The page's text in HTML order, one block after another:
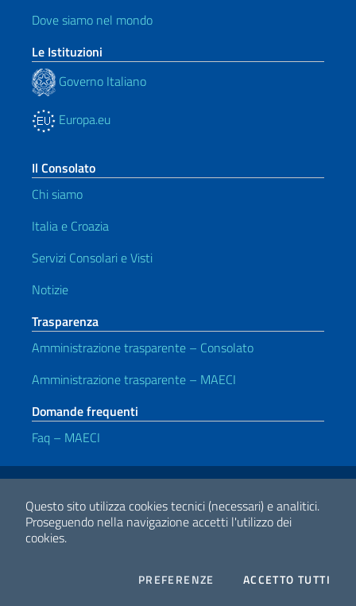
Questo sito utilizza cookies tecnici (necessari) e analitici.
Proseguendo nella navigazione accetti l'utilizzo dei
cookies.
PREFERENZE COOKIESACCETTO TUTTI
Dove siamo nel mondo
Le Istituzioni
Governo Italiano
Europa.eu
Il Consolato
Chi siamo
Italia e Croazia
Servizi Consolari e Visti
Notizie
Trasparenza
Amministrazione trasparente – Consolato
Amministrazione trasparente – MAECI
Domande frequenti
Faq – MAECI
Link Utili